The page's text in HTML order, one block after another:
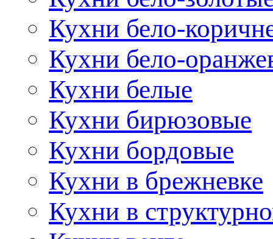
Кухни бело-
Кухни бело-
Кухни белые
Кухни бирюзовые
Кухни бордовые
Кухни в брежневке
Кухни в